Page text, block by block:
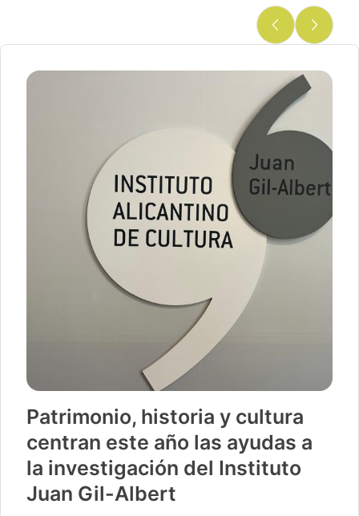
Patrimonio, historia y cultura
centran este año las ayudas a
la investigación del Instituto
Juan Gil-Albert